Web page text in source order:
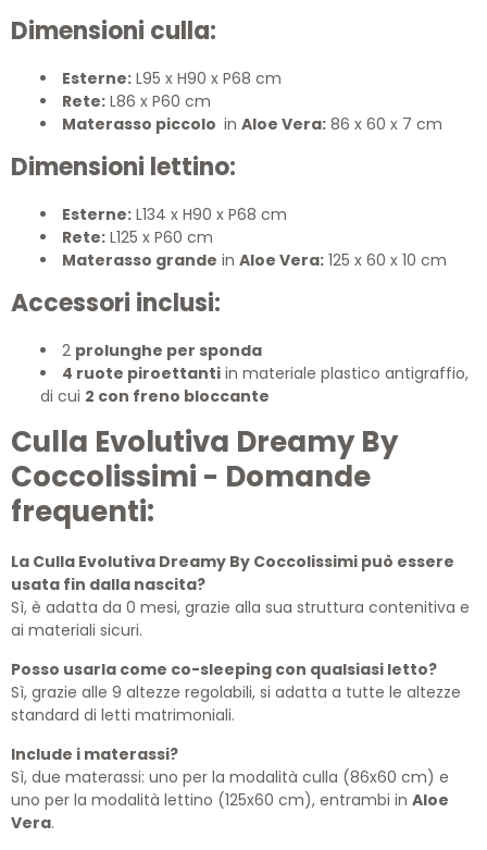
Dimensioni culla:
Esterne: L95 x H90 x P68 cm
Rete: L86 x P60 cm
Materasso piccolo in Aloe Vera: 86 x 60 x 7 cm
Dimensioni lettino:
Esterne: L134 x H90 x P68 cm
Rete: L125 x P60 cm
Materasso grande in Aloe Vera: 125 x 60 x 10 cm
Accessori inclusi:
2 prolunghe per sponda
4 ruote piroettanti in materiale plastico antigraffio,
di cui 2 con freno bloccante
Culla Evolutiva Dreamy By
Coccolissimi - Domande
frequenti:
La Culla Evolutiva Dreamy By Coccolissimi può essere
usata fin dalla nascita?
Sì, è adatta da 0 mesi, grazie alla sua struttura contenitiva e
ai materiali sicuri.
Posso usarla come co-sleeping con qualsiasi letto?
Sì, grazie alle 9 altezze regolabili, si adatta a tutte le altezze
standard di letti matrimoniali.
Include i materassi?
Sì, due materassi: uno per la modalità culla (86x60 cm) e
uno per la modalità lettino (125x60 cm), entrambi in Aloe
Vera.